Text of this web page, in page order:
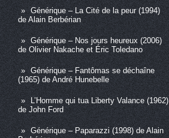
Générique – La Cité de la peur (1994)
de Alain Berbérian
Générique – Nos jours heureux (2006)
de Olivier Nakache et Éric Toledano
Générique – Fantômas se déchaîne
(1965) de André Hunebelle
L’Homme qui tua Liberty Valance (1962)
de John Ford
Générique – Paparazzi (1998) de Alain